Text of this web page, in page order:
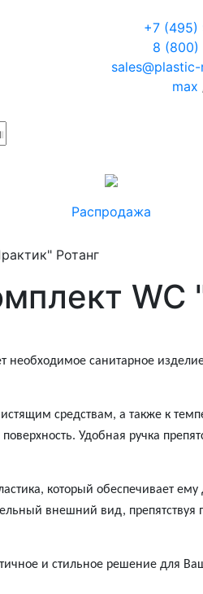
+7 (495)
8 (800)
max
Распродажа
Ротанг
WC
необходимое санитарное
средствам, а также к
Удобная ручка
который обеспечивает
внешний вид,
и стильное решение для